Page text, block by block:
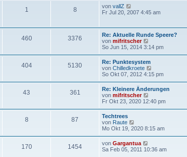
s
t
r
B
i
a
g
1 8 von vallZ
e
s
t
e
r
B
e
i
t
g
Fr Jul 20, 2007 4:45 am
460 3376
Re: Aktuelle Runde Speere?
von mifritscher
e
s
t
e
r
B
i
t
g
So Jun 15, 2014 3:14 pm
404 5130
Re: Punktesystem
von Chilledkroete
e
s
t
e
r
i
t
a
g
So Okt 07, 2012 4:15 pm
43 361
Re: Kleinere Änderungen
von mifritscher
e
t
e
r
e
Fr Okt 23, 2020 12:40 pm
8 87
Techtrees
von Raute
e
s
t
Mo Okt 19, 2020 8:15 am
170 1454 von Gargantua
e
Sa Feb 05, 2011 10:36 am